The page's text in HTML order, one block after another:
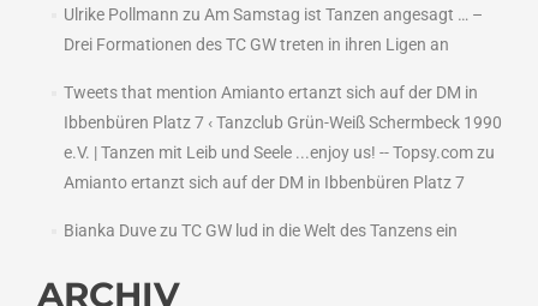
Ulrike Pollmann zu Am Samstag ist Tanzen angesagt … –
Drei Formationen des TC GW treten in ihren Ligen an
Tweets that mention Amianto ertanzt sich auf der DM in
Ibbenbüren Platz 7 ‹ Tanzclub Grün-Weiß Schermbeck 1990
e.V. | Tanzen mit Leib und Seele ...enjoy us! -- Topsy.comzu
Amianto ertanzt sich auf der DM in Ibbenbüren Platz 7
Bianka Duvezu TC GW lud in die Welt des Tanzens ein
ARCHIV